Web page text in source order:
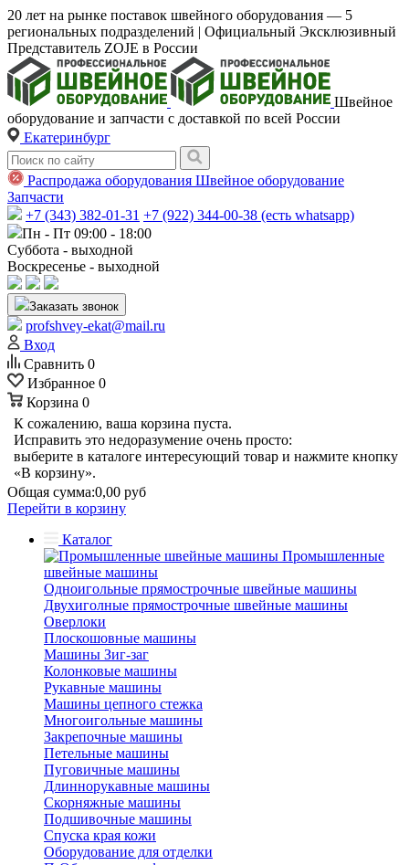
20 лет на рынке поставок швейного оборудования — 5
региональных подразделений | Официальный Эксклюзивный
Представитель ZOJE в России
Швейное
оборудование и запчасти с доставкой по всей России
Екатеринбург
Распродажа оборудования Швейное оборудование
Запчасти
+7 (343) 382-01-31 +7 (922) 344-00-38 (есть whatsapp)
Пн - Пт 09:00 - 18:00
Суббота - выходной
Воскресенье - выходной
Заказать звонок
profshvey-ekat@mail.ru
Вход
Сравнить 0
Избранное 0
Корзина 0
К сожалению, ваша корзина пуста.
Исправить это недоразумение очень просто:
выберите в каталоге интересующий товар и нажмите кнопку
«В корзину».
Общая сумма:0,00 руб
Перейти в корзину
Каталог
Промышленные
швейные машины
Одноигольные прямострочные швейные машины
Двухиголные прямострочные швейные машины
Оверлоки
Плоскошовные машины
Машины Зиг-заг
Колонковые машины
Рукавные машины
Машины цепного стежка
Многоигольные машины
Закрепочные машины
Петельные машины
Пуговичные машины
Длиннорукавные машины
Скорняжные машины
Подшивочные машины
Спуска края кожи
Оборудование для отделки